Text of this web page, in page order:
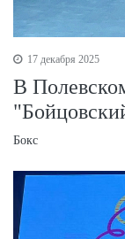
17 декабря 2025
В
Бокс